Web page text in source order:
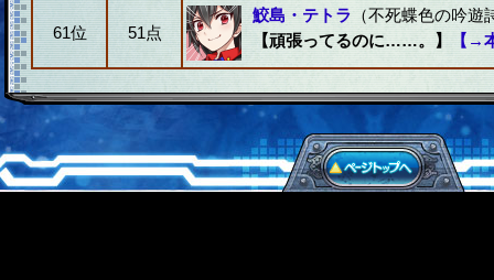
61位 51点
鮫島・テトラ （不死蝶色の吟遊
【頑張ってるのに……。】
【→